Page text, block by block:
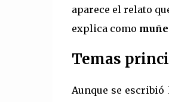
aparece el relato
explica como
Temas
Aunque se